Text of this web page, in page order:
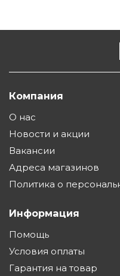
Компания
О нас
Новости и акции
Вакансии
Адреса магазинов
Политика о
Информация
Помощь
Условия оплаты
Гарантия на товар